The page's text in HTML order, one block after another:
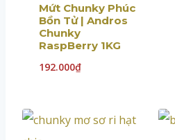
Mứt Chunky Phúc
Bồn Tử | Andros
Chunky
RaspBerry 1KG
192.000₫